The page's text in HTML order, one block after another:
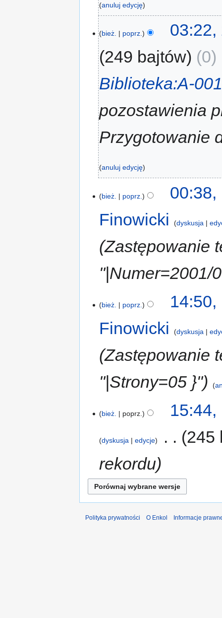
anuluj edycję
bież. poprz.
03:22,
249 bajtów
0
Biblioteka:A-
pozostawienia
Przygotowanie
anuluj edycję
bież. poprz.
00:38,
Finowicki
dyskusja
Zastępowanie
"|Numer=2001/
bież. poprz.
14:50,
Finowicki
dyskusja
Zastępowanie
"|Strony=05 }"
bież. poprz. 15:44,
dyskusja edycje
245
rekordu
Polityka prywatności O Enkol Informacje